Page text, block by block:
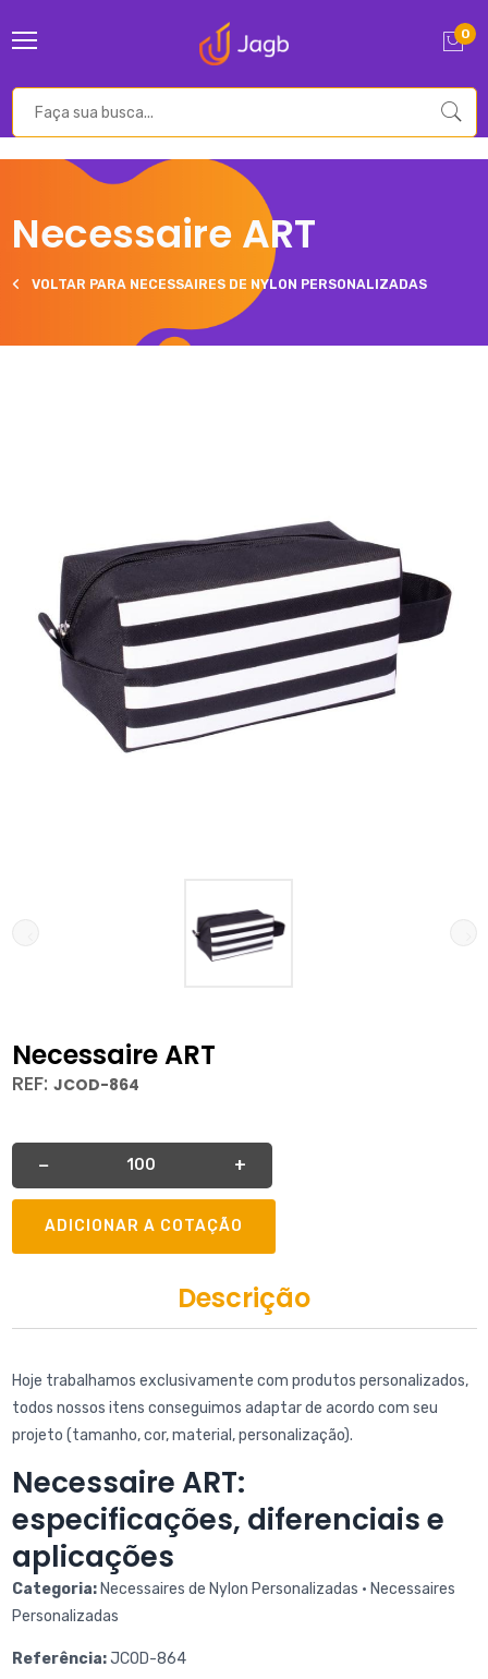
0
Necessaire ART
VOLTAR PARA NECESSAIRES DE NYLON PERSONALIZADAS
Necessaire ART
REF: JCOD-864
−
Quantidade +
ADICIONAR A COTAÇÃO
Descrição
Hoje trabalhamos exclusivamente com produtos personalizados,
todos nossos itens conseguimos adaptar de acordo com seu
projeto (tamanho, cor, material, personalização).
Necessaire ART:
especificações, diferenciais e
aplicações
Categoria:Necessaires de Nylon Personalizadas • Necessaires
Personalizadas
Referência:JCOD-864